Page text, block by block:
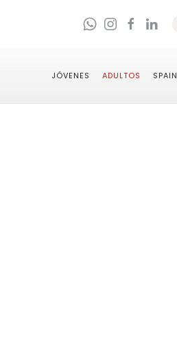
JÓVENES ADULTOS SPAIN